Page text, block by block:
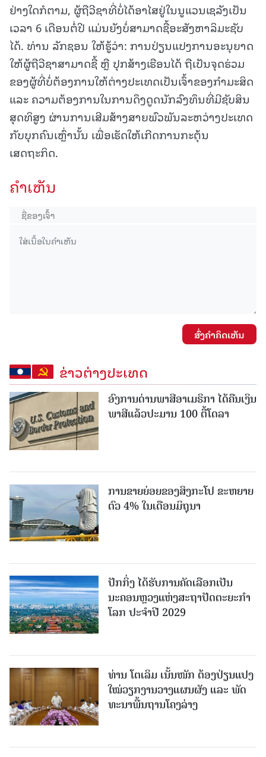
ຢ່າງໃດກໍຕາມ, ຜູ້ຖືວີຊາທີ່ບໍ່ໄດ້ອາໄສຢູ່ໃນນູແວນເຊລັງເປັນ
ເວລາ 6 ເດືອນຕໍ່ປີ ແມ່ນຍັງບໍ່ສາມາດຊື້ອະສັງຫາລິມະຊັບ
ໄດ້. ທ່ານ ລັກຊອນ ໃຫ້ຮູ້ວ່າ: ການປ່ຽນແປງການອະນຸຍາດ
ໃຫ້ຜູ້ຖືວີຊາສາມາດຊື້ ຫຼື ປຸກສ້າງເຮືອນໄດ້ ຖືເປັນຈຸດຮ່ວມ
ຂອງຜູ້ທີ່ບໍ່ຕ້ອງການໃຫ້ຕ່າງປະເທດເປັນເຈົ້າຂອງກຳມະສິດ
ແລະ ຄວາມຕ້ອງການໃນການດຶງດູດນັກລົງທຶນທີ່ມີຊັບສິນ
ສຸດທິສູງ ຜ່ານການເສີມສ້າງສາຍພົວພັນລະຫວ່າງປະເທດ
ກັບບຸກຄົນເຫຼົ່ານັ້ນ ເພື່ອເຮັດໃຫ້ເກີດການກະຕຸ້ນ
ເສດຖະກິດ.
ຄໍາເຫັນ
ສົ່ງຄໍາຄິດເຫັນ
ຂ່າວຕ່າງປະເທດ
ອົງການດ່ານພາສີອາເມຣິກາ ໄດ້ຄືນເງິນ
ພາສີແລ້ວປະມານ 100 ຕື້ໂດລາ
ການຂາຍຍ່ອຍຂອງສິງກະໂປ ຂະຫຍາຍ
ຕົວ 4% ໃນເດືອນມິຖຸນາ
ປັກກິ່ງ ໄດ້ຮັບການຄັດເລືອກເປັນ
ນະຄອນຫຼວງແຫ່ງສະຖາປັດຕະຍະກຳ
ໂລກ ປະຈຳປີ 2029
ທ່ານ ໂຕ​ເລິມ ເນັ້ນໜັກ ຕ້ອງ​ປ່ຽນ​ແປງ​
ໃໝ່​ວຽກ​ງານ​ວາງ​ແຜນ​ຜັງ ແລະ ​ພັດ​
ທະ​ນາ​ພື້ນ​ຖານ​ໂຄງ​ລ່າງ